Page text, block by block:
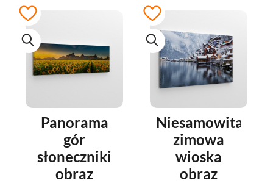
Panorama
gór
słoneczniki
obraz
Niesamowita
zimowa
wioska
obraz